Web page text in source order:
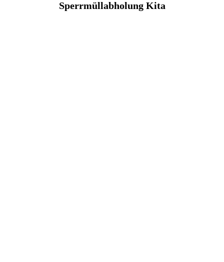
Sperrmüllabholung Kita